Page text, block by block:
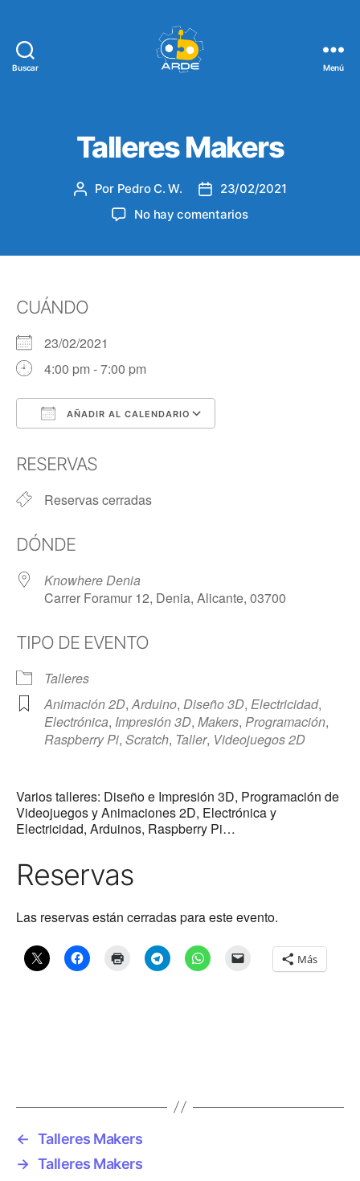
Buscar Menú
Talleres Makers
Autor
Por Pedro C. W.
Fecha
de
la
23/02/2021
No hay comentariosen
CUÁNDO
23/02/2021
4:00 pm - 7:00 pm
AÑADIR AL CALENDARIO
RESERVAS
Reservas cerradas
DÓNDE
Knowhere Denia
Carrer Foramur 12, Denia, Alicante, 03700
TIPO DE EVENTO
Talleres
Animación 2D,Arduino, Diseño 3D, Electricidad,
Electrónica, Impresión 3D, Makers, Programación,
Raspberry Pi, Scratch, Taller, Videojuegos 2D
Varios talleres: Diseño e Impresión 3D, Programación de
Videojuegos y Animaciones 2D, Electrónica y
Electricidad, Arduinos, Raspberry Pi…
Reservas
Las reservas están cerradas para este evento.
Más
← Talleres Makers
→ Talleres Makers